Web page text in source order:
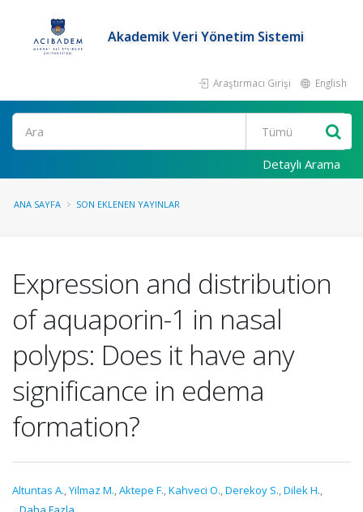
Akademik Veri Yönetim Sistemi
Araştırmacı Girişi English
Ara
Detaylı Arama
ANA SAYFA SON EKLENEN YAYINLAR
Expression and distribution
of aquaporin-1 in nasal
polyps: Does it have any
significance in edema
formation?
Altuntas A.,Yilmaz M.,Aktepe F.,Kahveci O.,Derekoy S.,Dilek H.,